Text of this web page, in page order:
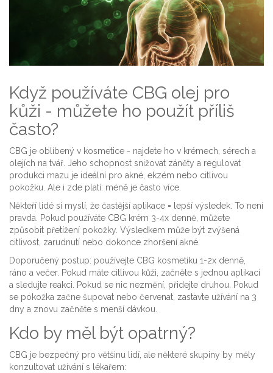
Když používáte CBG olej pro
kůži - můžete ho použít příliš
často?
CBG je oblíbený v kosmetice - najdete ho v krémech, sérech a
olejích na tvář. Jeho schopnost snižovat záněty a regulovat
produkci mazu je ideální pro akné, ekzém nebo citlivou
pokožku. Ale i zde platí: méně je často více.
Někteří lidé si myslí, že častější aplikace = lepší výsledek. To není
pravda. Pokud používáte CBG krém 3-4x denně, můžete
způsobit přetížení pokožky. Výsledkem může být zvýšená
citlivost, zarudnutí nebo dokonce zhoršení akné.
Doporučený postup: používejte CBG kosmetiku 1-2x denně,
ráno a večer. Pokud máte citlivou kůži, začněte s jednou aplikací
a sledujte reakci. Pokud se nic nezmění, přidejte druhou. Pokud
se pokožka začne šupovat nebo červenat, zastavte užívání na 3
dny a znovu začněte s menší dávkou.
Kdo by měl být opatrný?
CBG je bezpečný pro většinu lidí, ale některé skupiny by měly
konzultovat užívání s lékařem: